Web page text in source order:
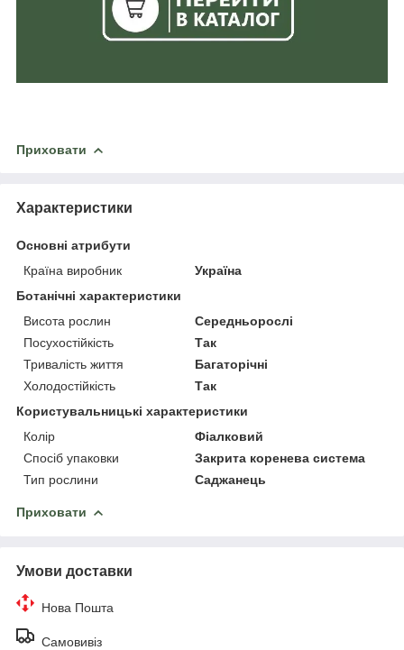
Приховати
Характеристики
Основні атрибути
Країна виробник
Україна
Ботанічні характеристики
Висота рослин
Середньорослі
Посухостійкість
Так
Тривалість життя
Багаторічні
Холодостійкість
Так
Користувальницькі характеристики
Колір
Фіалковий
Спосіб упаковки
Закрита коренева система
Тип рослини
Саджанець
Приховати
Умови доставки
Нова Пошта
Самовивіз